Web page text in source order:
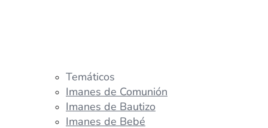
Temáticos
Imanes de Comunión
Imanes de Bautizo
Imanes de Bebé